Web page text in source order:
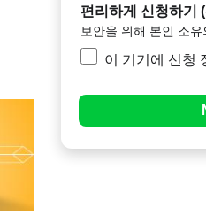
편리하게 신청하기
보안을 위해 본인 소
이 기기에 신청